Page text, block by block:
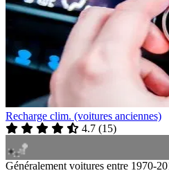
Recharge clim. (voitures anciennes)
4.7 (15)
Généralement voitures entre 1970-